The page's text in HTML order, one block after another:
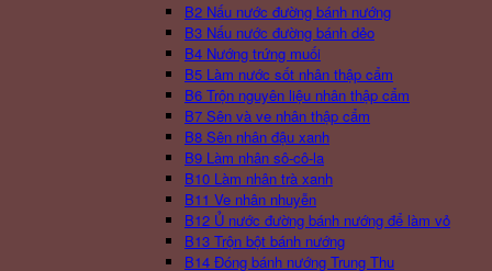
B2 Nấu nước đường bánh nướng
B3 Nấu nước đường bánh dẻo
B4 Nướng trứng muối
B5 Làm nước sốt nhân thập cẩm
B6 Trộn nguyên liệu nhân thập cẩm
B7 Sên và ve nhân thập cẩm
B8 Sên nhân đậu xanh
B9 Làm nhân sô-cô-la
B10 Làm nhân trà xanh
B11 Ve nhân nhuyễn
B12 Ủ nước đường bánh nướng để làm vỏ
B13 Trộn bột bánh nướng
B14 Đóng bánh nướng Trung Thu